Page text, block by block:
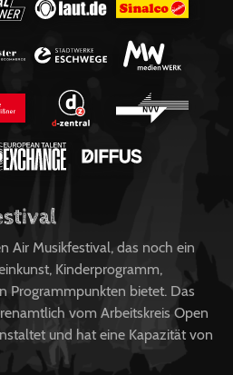
Air Musikfestival, das noch ein
Kinderprogramm,
Programmpunkten bietet. Das
vom Arbeitskreis Open
und hat eine Kapazität von